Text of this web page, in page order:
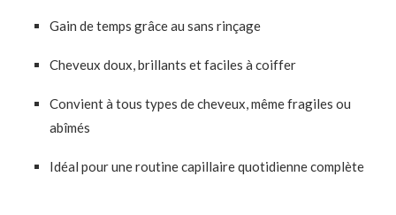
Gain de temps grâce au sans rinçage
Cheveux doux, brillants et faciles à coiffer
Convient à tous types de cheveux, même fragiles ou
abîmés
Idéal pour une routine capillaire quotidienne complète